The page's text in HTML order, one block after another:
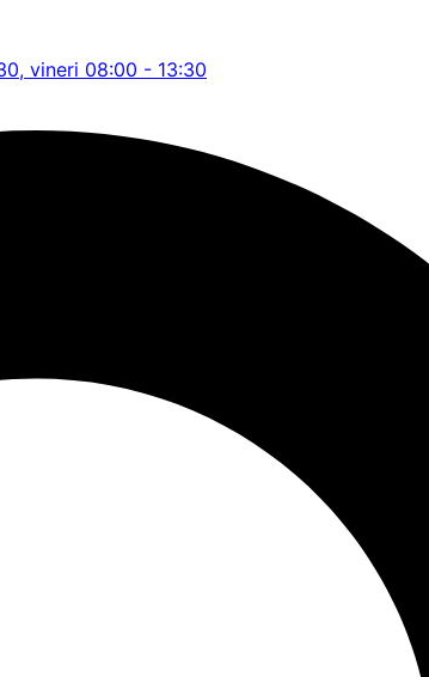
vineri 08:00 - 13:30